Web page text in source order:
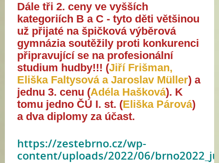
Dále tři 2. ceny ve vyšších
kategoriích B a C - tyto děti většinou
už přijaté na špičková výběrová
gymnázia soutěžily proti konkurenci
připravující se na profesionální
studium hudby!!! (Jiří Frišman,
Eliška Faltysová a Jaroslav Müller) a
jednu 3. cenu (Adéla Hašková). K
tomu jedno ČÚ I. st. (Eliška Párová)
a dva diplomy za účast.
https://zestebrno.cz/wp-
content/uploads/2022/06/